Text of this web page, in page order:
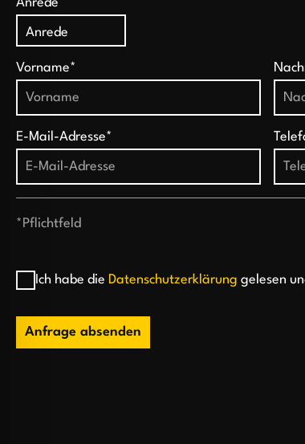
Anrede
Vorname*
E-Mail-Adresse*
*Pflichtfeld
Ich habe die Datenschutzerklärung gelesen
Anfrage absenden